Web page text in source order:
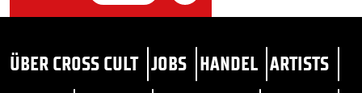
ÜBER CROSS CULT JOBS HANDEL ARTISTS